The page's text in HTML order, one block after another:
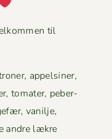
til
appelsin­er,
tomater, peber­
vanil­je,
andre lækre